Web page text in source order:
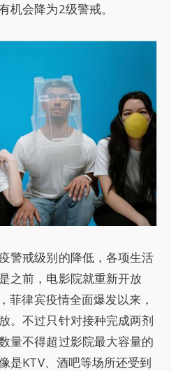
机会降为2级警戒。
警戒级别的降低，各项生活
之前，电影院就重新开放
菲律宾疫情全面爆发以来，
。不过只针对接种完成两剂
量不得超过影院最大容量的
是KTV、酒吧等场所还受到